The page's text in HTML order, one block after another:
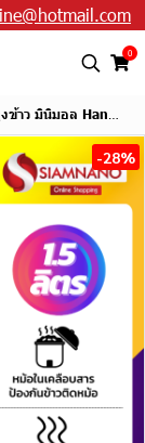
0
ล Hanabishi รุ่น HAP-115 ขนาด 1.5 ลิตร
-28%